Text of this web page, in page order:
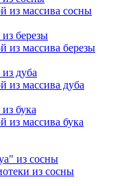
из массива сосны
березы
из массива березы
дуба
из массива дуба
бука
из массива бука
из сосны
из сосны